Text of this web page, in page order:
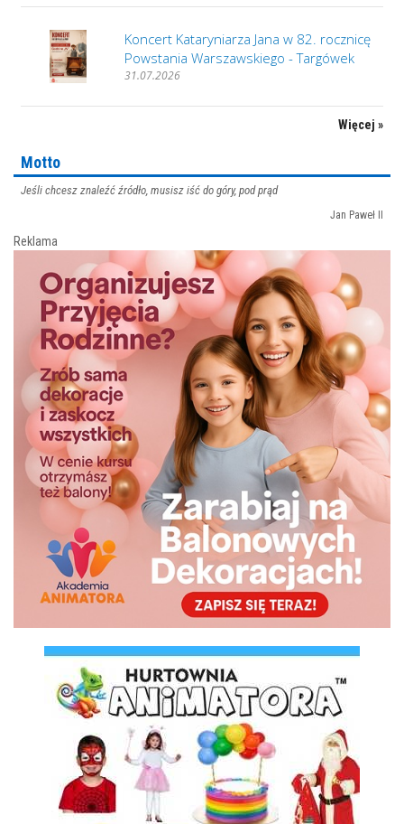
Koncert Kataryniarza Jana w 82. rocznicę
Powstania Warszawskiego - Targówek
31.07.2026
Więcej »
Motto
Jeśli chcesz znaleźć źródło, musisz iść do góry, pod prąd
Jan Paweł II
Reklama